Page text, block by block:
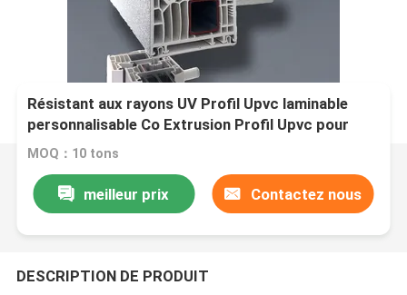
Résistant aux rayons UV Profil Upvc laminable
personnalisable Co Extrusion Profil Upvc pour
fenêtre
MOQ：10 tons
meilleur prix Contactez nous
DESCRIPTION DE PRODUIT